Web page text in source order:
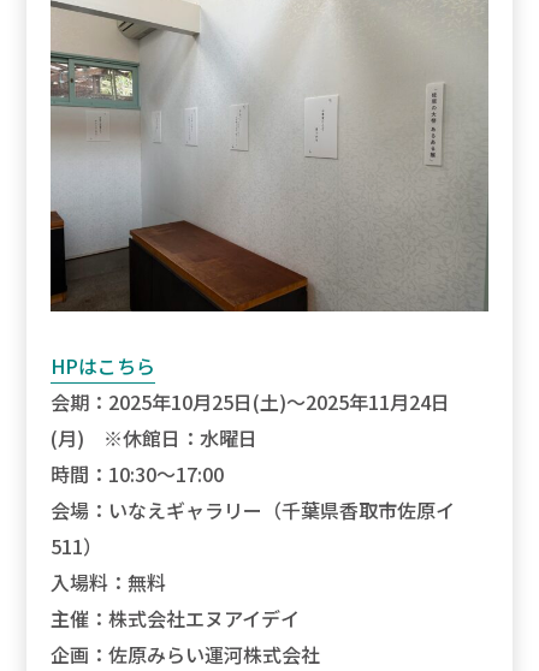
HPはこちら
会期：2025年10月25日(土)～2025年11月24日
(月) ※休館日：水曜日
時間：10:30～17:00
会場：いなえギャラリー（千葉県香取市佐原イ
511）
入場料：無料
主催：株式会社エヌアイデイ
企画：佐原みらい運河株式会社